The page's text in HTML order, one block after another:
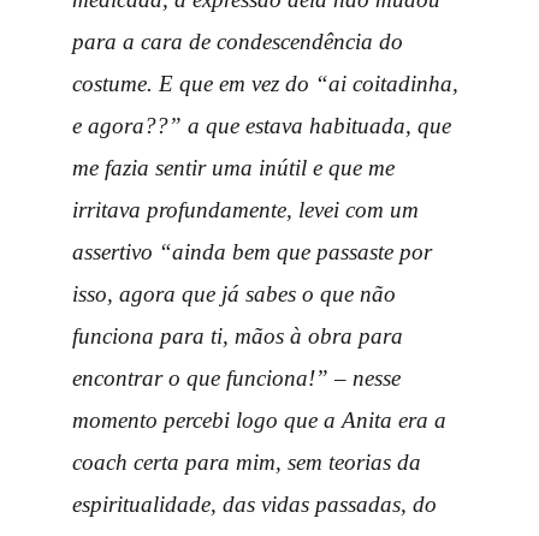
para a cara de condescendência do
costume. E que em vez do “ai coitadinha,
e agora??” a que estava habituada, que
me fazia sentir uma inútil e que me
irritava profundamente, levei com um
assertivo “ainda bem que passaste por
isso, agora que já sabes o que não
funciona para ti, mãos à obra para
encontrar o que funciona!” – nesse
momento percebi logo que a Anita era a
coach certa para mim, sem teorias da
espiritualidade, das vidas passadas, do